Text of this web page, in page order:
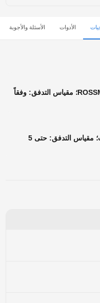
الأدوات الأسئلة والأجوبة
جهاز القياس ROSSMA: 1ExeIICT4 Gb, IP66؛ مقياس التدفق: وفقاً
جهاز القياس ROSSMA: حتى 10 سنوات؛ مقياس التدفق: حتى 5